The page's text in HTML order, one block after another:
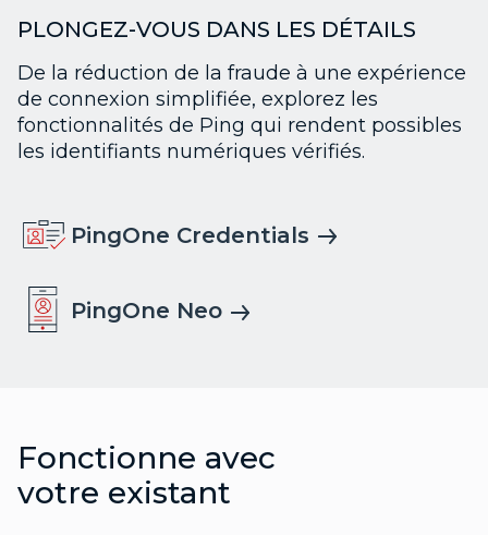
PLONGEZ-VOUS DANS LES DÉTAILS
De la réduction de la fraude à une expérience
de connexion simplifiée, explorez les
fonctionnalités de Ping qui rendent possibles
les identifiants numériques vérifiés.
PingOne Credentials
PingOne Neo
Fonctionne avec
votre existant